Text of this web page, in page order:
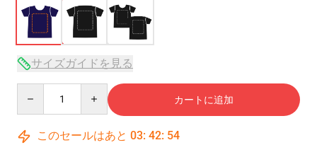
サイズガイドを見る
カートに追加
このセールはあと 03: 42: 54